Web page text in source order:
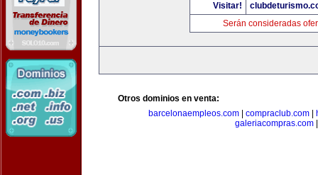
Visitar!
Serán consideradas
Otros dominios en venta:
barcelonaempleos.com| compraclub.com|
galeriacompras.com|